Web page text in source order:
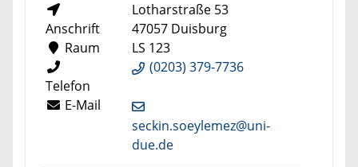
Anschrift
Lotharstraße 53
47057 Duisburg
Raum
LS 123
Telefon
(0203) 379-7736
E-Mail
seckin.soeylemez@uni-
due.de